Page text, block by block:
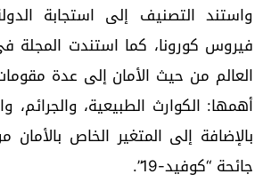
واستند التصنيف إلى استجابة
فيروس كورونا، كما استندت المجلة
العالم من حيث الأمان إلى عدة
أهمها: الكوارث الطبيعية، والجرائم،
بالإضافة إلى المتغير الخاص بالأمان
جائحة “كوفيد-19”.